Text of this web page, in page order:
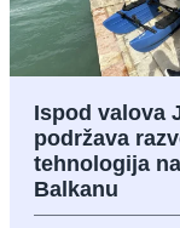
Ispod valova
podržava
tehnologija
Balkanu